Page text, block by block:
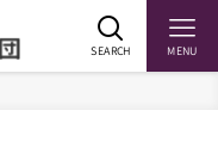
SEARCH MENU